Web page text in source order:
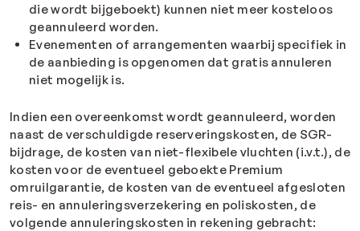
die wordt bijgeboekt) kunnen niet meer kosteloos
geannuleerd worden.
Evenementen of arrangementen waarbij specifiek in
de aanbieding is opgenomen dat gratis annuleren
niet mogelijk is.
Indien een overeenkomst wordt geannuleerd, worden
naast de verschuldigde reserveringskosten, de SGR-
bijdrage, de kosten van niet-flexibele vluchten (i.v.t.), de
kosten voor de eventueel geboekte Premium
omruilgarantie, de kosten van de eventueel afgesloten
reis- en annuleringsverzekering en poliskosten, de
volgende annuleringskosten in rekening gebracht: